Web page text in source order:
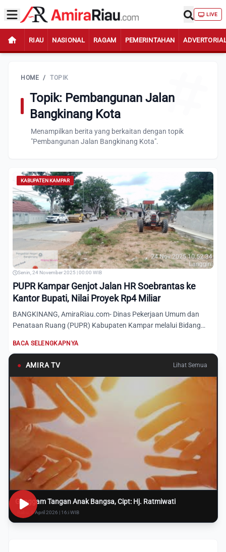
LIVE
RIAU NASIONAL RAGAM PEMERINTAHAN
HOME / TOPIK
Topik: Pembangunan Jalan
Bangkinang Kota
Menampilkan berita yang berkaitan dengan topik
"Pembangunan Jalan Bangkinang Kota".
KABUPATEN KAMPAR
Senin, 24 November 2025 | 00:00 WIB
PUPR Kampar Genjot Jalan HR Soebrantas ke
Kantor Bupati, Nilai Proyek Rp4 Miliar
BANGKINANG, AmiraRiau.com- Dinas Pekerjaan Umum dan
Penataan Ruang (PUPR) Kabupaten Kampar melalui Bidang
BACA SELENGKAPNYA
● AMIRA TV Lihat Semua
Genggam Tangan Anak Bangsa, Cipt: Hj. Ratmiwati
Rabu, 8 April 2026 | 16:i WIB